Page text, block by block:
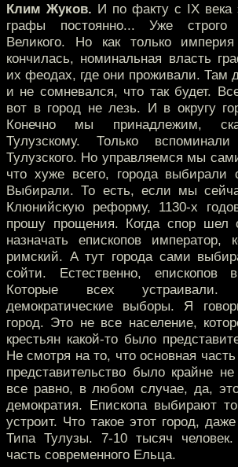
Клим Жуков. И по факту с IX века
графы постоянно... Уже строго
Великого. Но как только
кончилась, номинальная власть
их феодах, где они проживали. Там
и не сомневался, что так будет.
вот в город не лезь. И в округу
Конечно мы принадлежим,
Тулузскому. Только
Тулузского. Но управляемся мы
что хуже всего, города выбирали
Выбирали. То есть, если мы
Клюнийскую реформу, 1130-х
прошу прощения. Когда спор шел
назначать епископов император,
римский. А тут города сами
сойти. Естественно, епископов
Которые всех
демократические выборы. Я
город. Это не все население,
крестьян какой-то было
Не смотря на то, что основная
представительство было крайне
все равно, в любом случае, да,
демократия. Епископа выбирают
устроит. Что такое этот город,
Типа Тулузы. 7-10 тысяч
часть современного Ельца.